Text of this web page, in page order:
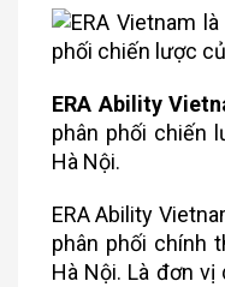
ERA Ability
phân phối chiến
Hà Nội.
ERA Ability
phân phối chính
Hà Nội. Là đơn